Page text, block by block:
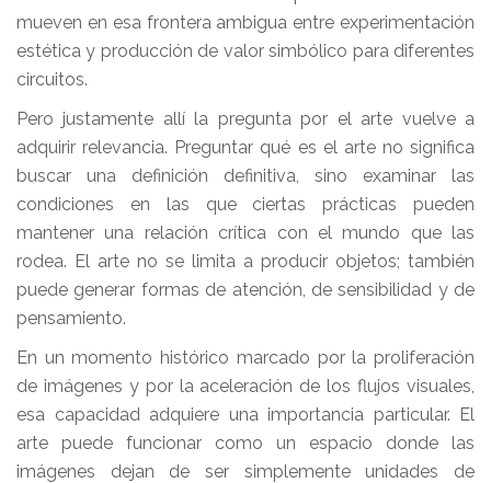
mueven en esa frontera ambigua entre experimentación
estética y producción de valor simbólico para diferentes
circuitos.
Pero justamente allí la pregunta por el arte vuelve a
adquirir relevancia. Preguntar qué es el arte no significa
buscar una definición definitiva, sino examinar las
condiciones en las que ciertas prácticas pueden
mantener una relación crítica con el mundo que las
rodea. El arte no se limita a producir objetos; también
puede generar formas de atención, de sensibilidad y de
pensamiento.
En un momento histórico marcado por la proliferación
de imágenes y por la aceleración de los flujos visuales,
esa capacidad adquiere una importancia particular. El
arte puede funcionar como un espacio donde las
imágenes dejan de ser simplemente unidades de